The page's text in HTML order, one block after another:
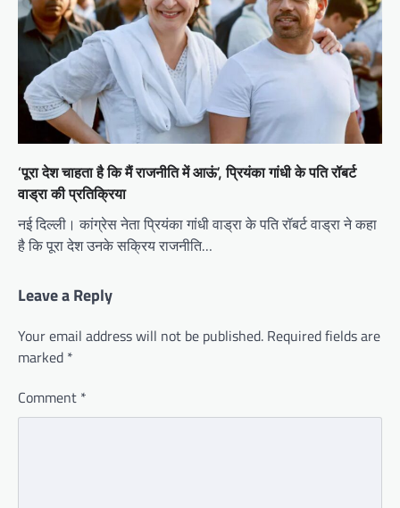
‘पूरा देश चाहता है कि मैं राजनीति में आऊं’, प्रियंका गांधी के पति रॉबर्ट
वाड्रा की प्रतिक्रिया
नई दिल्ली। कांग्रेस नेता प्रियंका गांधी वाड्रा के पति रॉबर्ट वाड्रा ने कहा
है कि पूरा देश उनके सक्रिय राजनीति…
Leave a Reply
Your email address will not be published. Required fields are
marked *
Comment *